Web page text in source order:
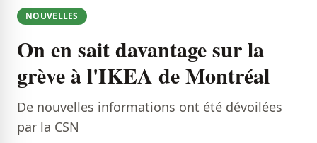
NOUVELLES
On en sait davantage sur la
grève à l'IKEA de Montréal
De nouvelles informations ont été dévoilées
par la CSN